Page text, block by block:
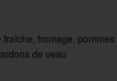
fromage, pommes
de veau